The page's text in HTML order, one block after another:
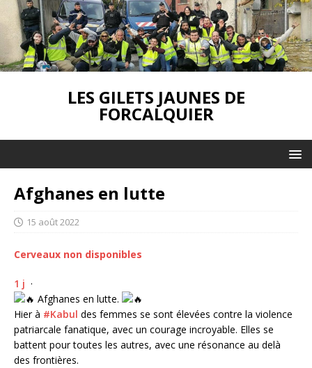
LES GILETS JAUNES DE
FORCALQUIER
Afghanes en lutte
15 août 2022
Cerveaux non disponibles
1 j ·
Afghanes en lutte.
Hier à #Kabul des femmes se sont élevées contre la violence
patriarcale fanatique, avec un courage incroyable. Elles se
battent pour toutes les autres, avec une résonance au delà
des frontières.